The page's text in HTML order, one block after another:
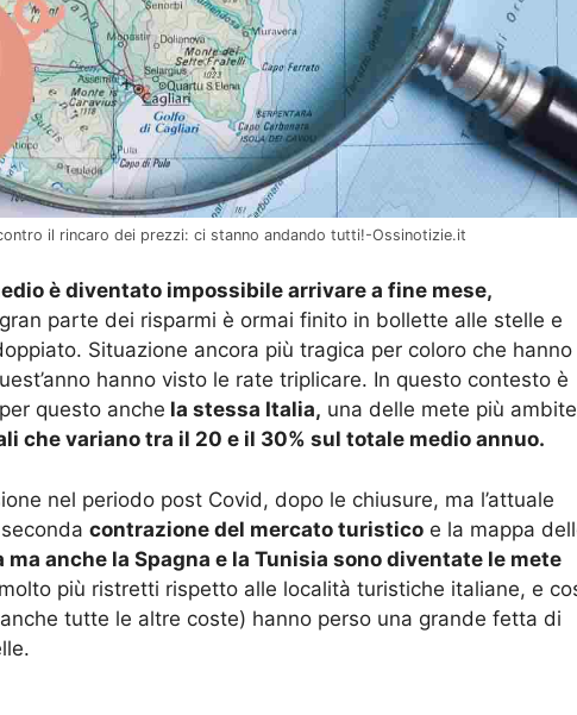
il rincaro dei prezzi: ci stanno andando tutti!-Ossinotizie.it
è diventato impossibile arrivare a fine mese,
parte dei risparmi è ormai finito in bollette alle stelle e
Situazione ancora più tragica per coloro che hanno
hanno visto le rate triplicare. In questo contesto è
questo anche la stessa Italia, una delle mete più ambite
che variano tra il 20 e il 30% sul totale medio annuo.
nel periodo post Covid, dopo le chiusure, ma l’attuale
contrazione del mercato turistico e la mappa
ma anche la Spagna e la Tunisia sono diventate le mete
più ristretti rispetto alle località turistiche italiane, e
tutte le altre coste) hanno perso una grande fetta di